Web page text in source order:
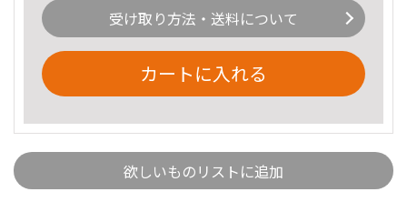
受け取り方法・送料について
カートに入れる
欲しいものリストに追加